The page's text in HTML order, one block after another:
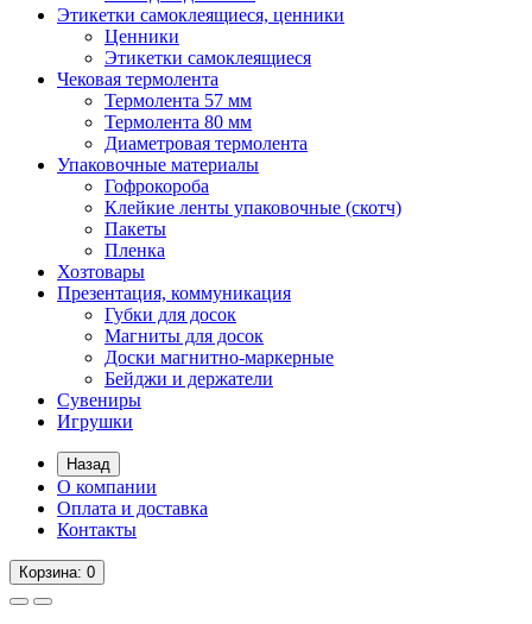
Этикетки самоклеящиеся, ценники
Ценники
Этикетки самоклеящиеся
Чековая термолента
Термолента 57 мм
Термолента 80 мм
Диаметровая термолента
Упаковочные материалы
Гофрокороба
Клейкие ленты упаковочные (скотч)
Пакеты
Пленка
Хозтовары
Презентация, коммуникация
Губки для досок
Магниты для досок
Доски магнитно-маркерные
Бейджи и держатели
Сувениры
Игрушки
Назад
О компании
Оплата и доставка
Контакты
Корзина: 0